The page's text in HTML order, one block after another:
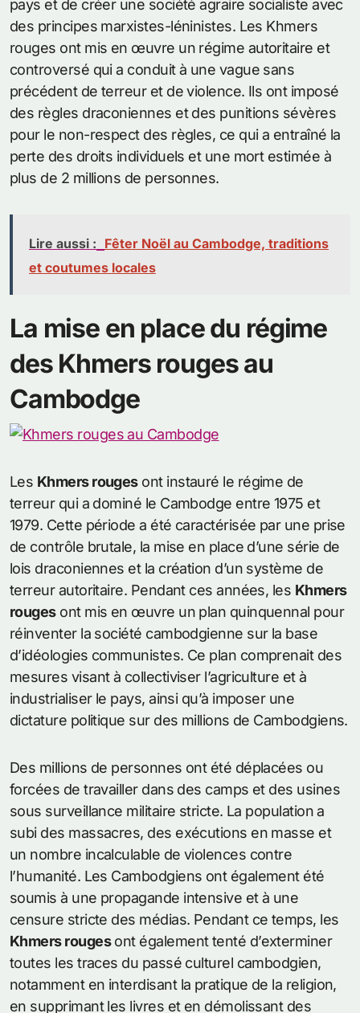
pays et de créer une société agraire socialiste avec
des principes marxistes-léninistes. Les Khmers
rouges ont mis en œuvre un régime autoritaire et
controversé qui a conduit à une vague sans
précédent de terreur et de violence. Ils ont imposé
des règles draconiennes et des punitions sévères
pour le non-respect des règles, ce qui a entraîné la
perte des droits individuels et une mort estimée à
plus de 2 millions de personnes.
Lire aussi : Fêter Noël au Cambodge, traditions
et coutumes locales
La mise en place du régime
des Khmers rouges au
Cambodge
Les Khmers rougesont instauré le régime de
terreur qui a dominé le Cambodge entre 1975 et
1979. Cette période a été caractérisée par une prise
de contrôle brutale, la mise en place d’une série de
lois draconiennes et la création d’un système de
terreur autoritaire. Pendant ces années, les Khmers
rougesont mis en œuvre un plan quinquennal pour
réinventer la société cambodgienne sur la base
d’idéologies communistes. Ce plan comprenait des
mesures visant à collectiviser l’agriculture et à
industrialiser le pays, ainsi qu’à imposer une
dictature politique sur des millions de Cambodgiens.
Des millions de personnes ont été déplacées ou
forcées de travailler dans des camps et des usines
sous surveillance militaire stricte. La population a
subi des massacres, des exécutions en masse et
un nombre incalculable de violences contre
l’humanité. Les Cambodgiens ont également été
soumis à une propagande intensive et à une
censure stricte des médias. Pendant ce temps, les
Khmers rougesont également tenté d’exterminer
toutes les traces du passé culturel cambodgien,
notamment en interdisant la pratique de la religion,
en supprimant les livres et en démolissant des